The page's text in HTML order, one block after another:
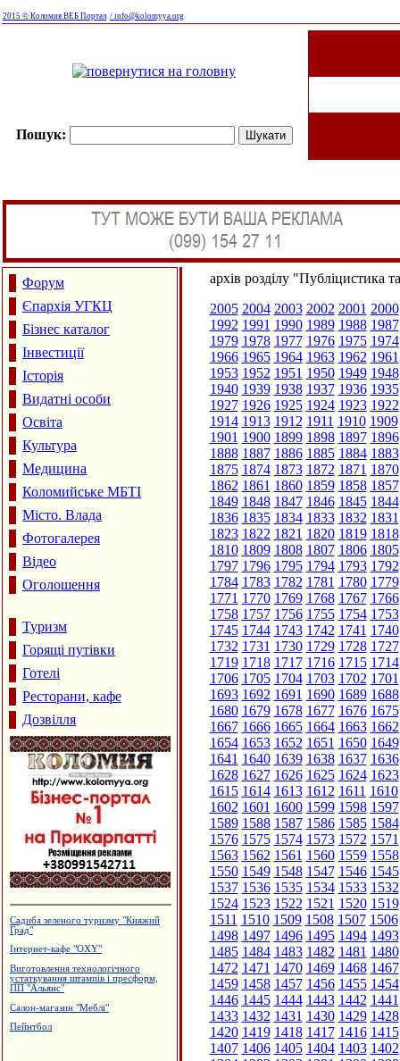
2015 © Коломия ВЕБ Портал / info@kolomyya.org
Пошук:
Форум
Єпархія УГКЦ
Бізнес каталог
Інвестиції
Історія
Видатні особи
Освіта
Культура
Медицина
Коломийське МБТІ
Місто. Влада
Фотогалерея
Відео
Оголошення
Туризм
Горящі путівки
Готелі
Ресторани, кафе
Дозвілля
Садиба зеленого туризму "Княжий
Град"
Інтернет-кафе "OXY"
Виготовлення технологічного
устаткування штампів і пресформ,
ПП "Альянс"
Салон-магазин "Меблі"
Пейнтбол
архів розділу "Публіцистика
2005 2004 2003 2002 2001 2000
1992 1991 1990 1989 1988 1987
1979 1978 1977 1976 1975 1974
1966 1965 1964 1963 1962 1961
1953 1952 1951 1950 1949 1948
1940 1939 1938 1937 1936 1935
1927 1926 1925 1924 1923 1922
1914 1913 1912 1911 1910 1909
1901 1900 1899 1898 1897 1896
1888 1887 1886 1885 1884 1883
1875 1874 1873 1872 1871 1870
1862 1861 1860 1859 1858 1857
1849 1848 1847 1846 1845 1844
1836 1835 1834 1833 1832 1831
1823 1822 1821 1820 1819 1818
1810 1809 1808 1807 1806 1805
1797 1796 1795 1794 1793 1792
1784 1783 1782 1781 1780 1779
1771 1770 1769 1768 1767 1766
1758 1757 1756 1755 1754 1753
1745 1744 1743 1742 1741 1740
1732 1731 1730 1729 1728 1727
1719 1718 1717 1716 1715 1714
1706 1705 1704 1703 1702 1701
1693 1692 1691 1690 1689 1688
1680 1679 1678 1677 1676 1675
1667 1666 1665 1664 1663 1662
1654 1653 1652 1651 1650 1649
1641 1640 1639 1638 1637 1636
1628 1627 1626 1625 1624 1623
1615 1614 1613 1612 1611 1610
1602 1601 1600 1599 1598 1597
1589 1588 1587 1586 1585 1584
1576 1575 1574 1573 1572 1571
1563 1562 1561 1560 1559 1558
1550 1549 1548 1547 1546 1545
1537 1536 1535 1534 1533 1532
1524 1523 1522 1521 1520 1519
1511 1510 1509 1508 1507 1506
1498 1497 1496 1495 1494 1493
1485 1484 1483 1482 1481 1480
1472 1471 1470 1469 1468 1467
1459 1458 1457 1456 1455 1454
1446 1445 1444 1443 1442 1441
1433 1432 1431 1430 1429 1428
1420 1419 1418 1417 1416 1415
1407 1406 1405 1404 1403 1402